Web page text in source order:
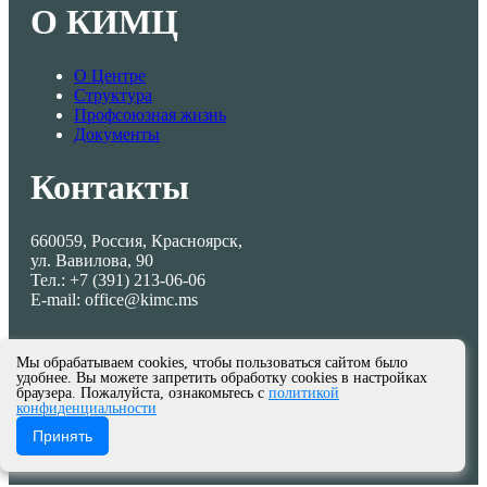
О КИМЦ
О Центре
Структура
Профсоюзная жизнь
Документы
Контакты
660059, Россия, Красноярск,
ул. Вавилова, 90
Тел.: +7 (391) 213-06-06
E-mail: office@kimc.ms
© МКУ КИМЦ 2013-2026
Мы обрабатываем cookies, чтобы пользоваться сайтом было
удобнее. Вы можете запретить обработку cookies в настройках
браузера. Пожалуйста, ознакомьтесь с политикой
конфиденциальности
Принять